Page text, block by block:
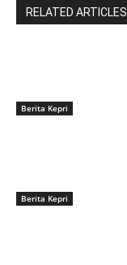
RELATED ARTICLES
Berita Kepri
Berita Kepri